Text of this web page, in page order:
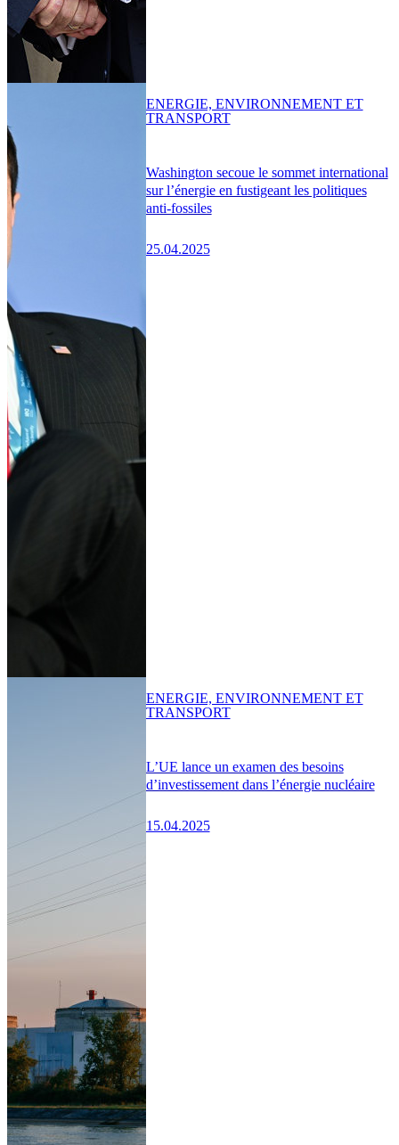
Washington secoue le sommet international
sur l’énergie en fustigeant les politiques
anti-fossiles
25.04.2025
ENERGIE, ENVIRONNEMENT ET
TRANSPORT
L’UE lance un examen des besoins
d’investissement dans l’énergie nucléaire
15.04.2025
ENERGIE, ENVIRONNEMENT ET
TRANSPORT